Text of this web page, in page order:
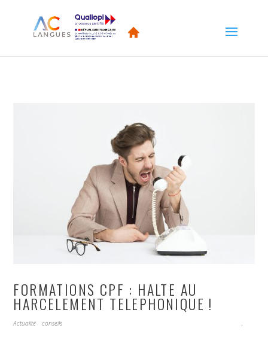
FORMATIONS CPF : HALTE AU
HARCELEMENT TELEPHONIQUE !
Actualité ,
conseils